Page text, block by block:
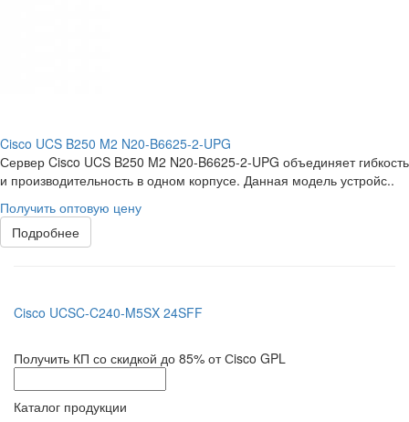
Cisco UCS B250 M2 N20-B6625-2-UPG
Сервер Cisco UCS B250 M2 N20-B6625-2-UPG объединяет гибкость
и производительность в одном корпусе. Данная модель устройс..
Получить оптовую цену
Подробнее
Cisco UCSC-C240-M5SX 24SFF
Получить КП со скидкой до 85% от Сisco GPL
Каталог продукции